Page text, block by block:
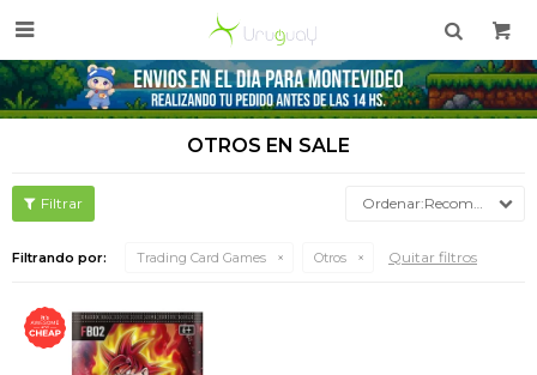

OTROS EN SALE
Recomendados
Filtrando por: Trading Card Games Otros Quitar filtros